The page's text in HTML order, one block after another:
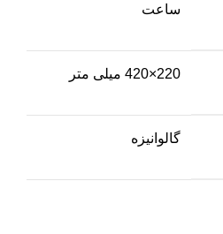
ساعت
220×420 میلی متر
گالوانیزه